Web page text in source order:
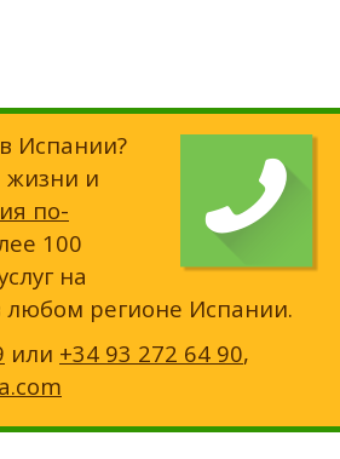
Испании?
жизни и
по-
100
на
регионе Испании.
или +34 93 272 64 90,